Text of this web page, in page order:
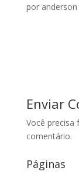
por anderson
Enviar
Você precisa
comentário.
Páginas